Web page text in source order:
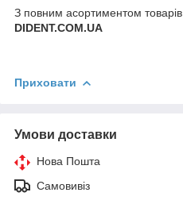
З повним асортиментом
DIDENT.COM.UA
Приховати
Умови доставки
Нова Пошта
Самовивіз